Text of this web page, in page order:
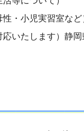
・小児実習室など
いたします）静